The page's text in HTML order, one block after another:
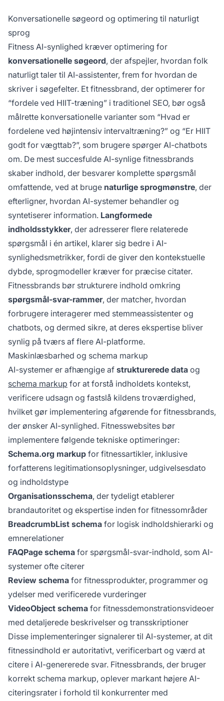
Konversationelle søgeord og optimering til naturligt
sprog
Fitness AI-synlighed kræver optimering for
konversationelle søgeord, der afspejler, hvordan folk
naturligt taler til AI-assistenter, frem for hvordan de
skriver i søgefelter. Et fitnessbrand, der optimerer for
“fordele ved HIIT-træning” i traditionel SEO, bør også
målrette konversationelle varianter som “Hvad er
fordelene ved højintensiv intervaltræning?” og “Er HIIT
godt for vægttab?”, som brugere spørger AI-chatbots
om. De mest succesfulde AI-synlige fitnessbrands
skaber indhold, der besvarer komplette spørgsmål
omfattende, ved at bruge naturlige sprogmønstre, der
efterligner, hvordan AI-systemer behandler og
syntetiserer information. Langformede
indholdsstykker, der adresserer flere relaterede
spørgsmål i én artikel, klarer sig bedre i AI-
synlighedsmetrikker, fordi de giver den kontekstuelle
dybde, sprogmodeller kræver for præcise citater.
Fitnessbrands bør strukturere indhold omkring
spørgsmål-svar-rammer, der matcher, hvordan
forbrugere interagerer med stemmeassistenter og
chatbots, og dermed sikre, at deres ekspertise bliver
synlig på tværs af flere AI-platforme.
Maskinlæsbarhed og schema markup
AI-systemer er afhængige af strukturerede data og
schema markup for at forstå indholdets kontekst,
verificere udsagn og fastslå kildens troværdighed,
hvilket gør implementering afgørende for fitnessbrands,
der ønsker AI-synlighed. Fitnesswebsites bør
implementere følgende tekniske optimeringer:
Schema.org markup for fitnessartikler, inklusive
forfatterens legitimationsoplysninger, udgivelsesdato
og indholdstype
Organisationsschema, der tydeligt etablerer
brandautoritet og ekspertise inden for fitnessområder
BreadcrumbList schema for logisk indholdshierarki og
emnerelationer
FAQPage schema for spørgsmål-svar-indhold, som AI-
systemer ofte citerer
Review schema for fitnessprodukter, programmer og
ydelser med verificerede vurderinger
VideoObject schema for fitnessdemonstrationsvideoer
med detaljerede beskrivelser og transskriptioner
Disse implementeringer signalerer til AI-systemer, at dit
fitnessindhold er autoritativt, verificerbart og værd at
citere i AI-genererede svar. Fitnessbrands, der bruger
korrekt schema markup, oplever markant højere AI-
citeringsrater i forhold til konkurrenter med